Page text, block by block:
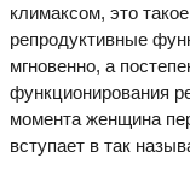
климаксом, это
репродуктивные
мгновенно, а
функционирования
момента женщина
вступает в так